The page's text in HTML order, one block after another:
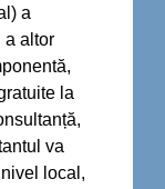
a
a altor
la
va
local,